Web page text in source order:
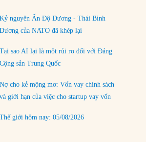
LOAD MORE
Kỷ nguyên Ấn Độ Dương - Thái Bình
Dương của NATO đã khép lại
Tại sao AI lại là một rủi ro đối với Đảng
Cộng sản Trung Quốc
Nợ cho kẻ mộng mơ: Vốn vay chính sách
và giới hạn của việc cho startup vay vốn
Thế giới hôm nay: 05/08/2026